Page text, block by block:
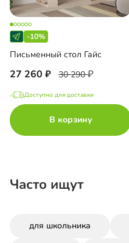
-10%
Письменный стол Гайс
27 260 30 290
Доступно для доставки
В корзину
Часто ищут
для школьника